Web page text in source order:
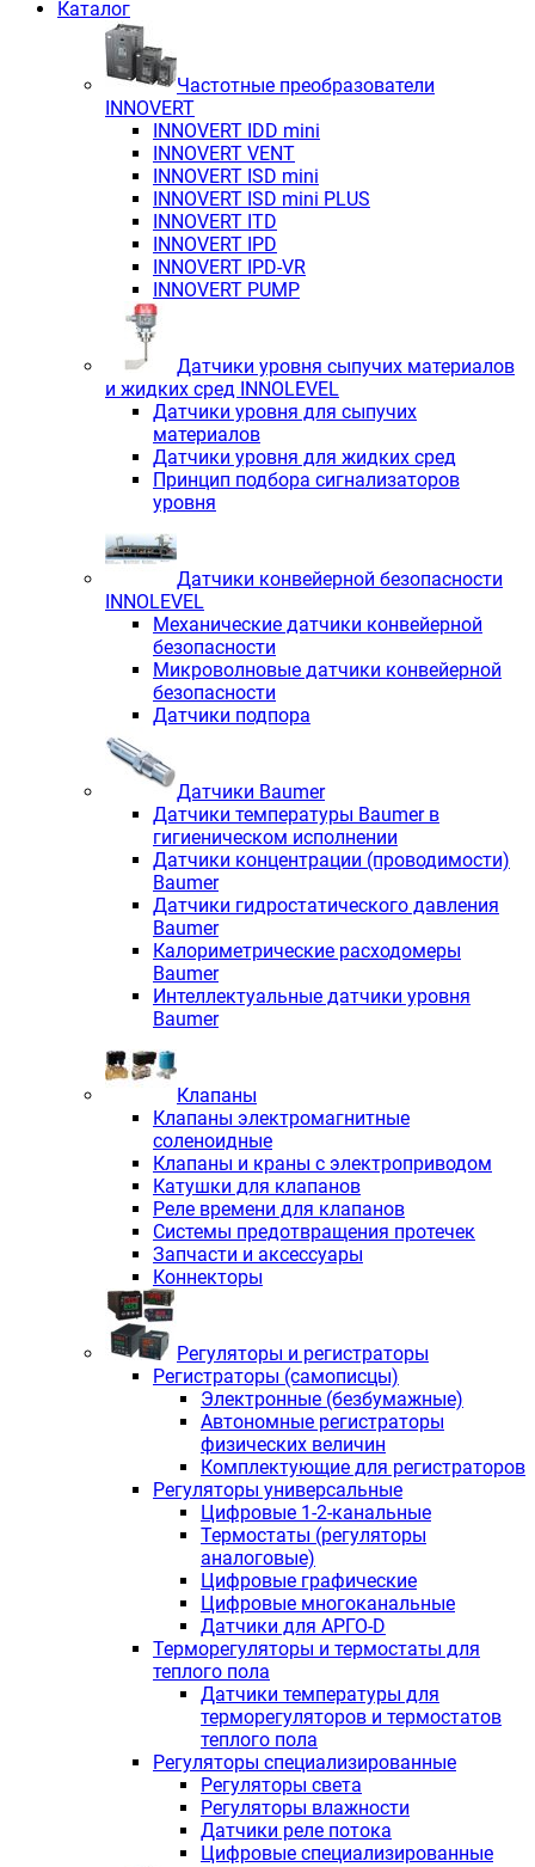
Каталог
Частотные преобразователи
INNOVERT
INNOVERT IDD mini
INNOVERT VENT
INNOVERT ISD mini
INNOVERT ISD mini PLUS
INNOVERT ITD
INNOVERT IРD
INNOVERT IРD-VR
INNOVERT PUMP
Датчики уровня сыпучих материалов
и жидких сред INNOLEVEL
Датчики уровня для сыпучих
материалов
Датчики уровня для жидких сред
Принцип подбора сигнализаторов
уровня
Датчики конвейерной безопасности
INNOLEVEL
Механические датчики конвейерной
безопасности
Микроволновые датчики конвейерной
безопасности
Датчики подпора
Датчики Baumer
Датчики температуры Baumer в
гигиеническом исполнении
Датчики концентрации (проводимости)
Baumer
Датчики гидростатического давления
Baumer
Калориметрические расходомеры
Baumer
Интеллектуальные датчики уровня
Baumer
Клапаны
Клапаны электромагнитные
соленоидные
Клапаны и краны с электроприводом
Катушки для клапанов
Реле времени для клапанов
Системы предотвращения протечек
Запчасти и аксессуары
Коннекторы
Регуляторы и регистраторы
Регистраторы (самописцы)
Электронные (безбумажные)
Автономные регистраторы
физических величин
Комплектующие для регистраторов
Регуляторы универсальные
Цифровые 1-2-канальные
Термостаты (регуляторы
аналоговые)
Цифровые графические
Цифровые многоканальные
Датчики для АРГО-D
Терморегуляторы и термостаты для
теплого пола
Датчики температуры для
терморегуляторов и термостатов
теплого пола
Регуляторы специализированные
Регуляторы света
Регуляторы влажности
Датчики реле потока
Цифровые специализированные